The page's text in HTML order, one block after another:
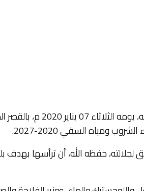
ترأس صاحب الجلالة الملك محمد
ومياه السقي 2020-2027.
لجلالته، حفظه الله، أن ترأسها